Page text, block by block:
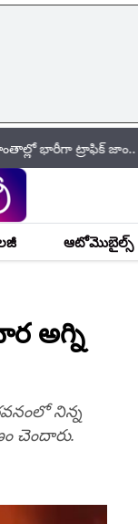
జాం.. ప్రజలు ఇళ్ల
ఆటోమొబైల్స్
అగ్ని
నిన్న
చెందారు.